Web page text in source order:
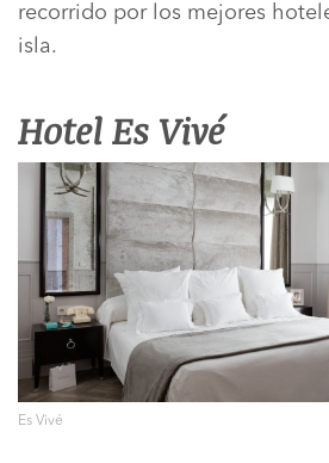
recorrido por los mejores
isla.
Hotel Es Vivé
Es Vivé